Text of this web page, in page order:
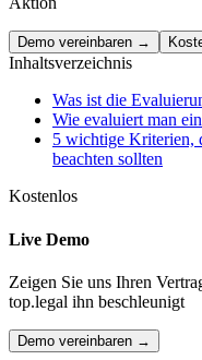
Demo vereinbaren →
Inhaltsverzeichnis
Was ist die
Wie evaluiert man
5 wichtige Kriterien,
beachten sollten
Kostenlos
Live Demo
Zeigen Sie uns Ihren
top.legal ihn beschleunigt
Demo vereinbaren →